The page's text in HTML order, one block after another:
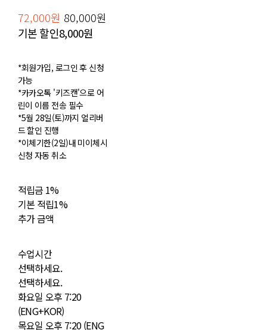
72,000원 80,000원
기본 할인8,000원
*회원가입, 로그인 후 신청
가능
*카카오톡 '키즈캔'으로 어
린이 이름 전송 필수
*5월 28일(토)까지 얼리버
드 할인 진행
*이체기한(2일)내 미이체시
신청 자동 취소
적립금 1%
기본 적립1%
추가 금액
수업시간
선택하세요.
선택하세요.
화요일 오후 7:20
(ENG+KOR)
목요일 오후 7:20 (ENG